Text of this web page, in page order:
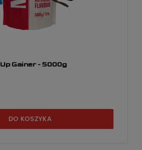
Gainer - 5000g
DO KOSZYKA